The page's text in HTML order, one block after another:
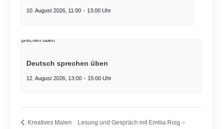
10. August 2026, 11:00 - 13:00
Deutsch sprechen üben
12. August 2026, 13:00 - 15:00
Kreatives Malen
Lesung und Gespräch mit Emilia Roig –